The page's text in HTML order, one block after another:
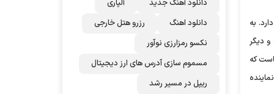
به
و دیگر
که
دانلود آهنگ جدید
آلپاری
دانلود اهنگ
رزرو هتل خارجی
نکسو رمزارزی نوآور
مسموم سازی آدرس های ارز دیجیتال
ریپل در مسیر رشد